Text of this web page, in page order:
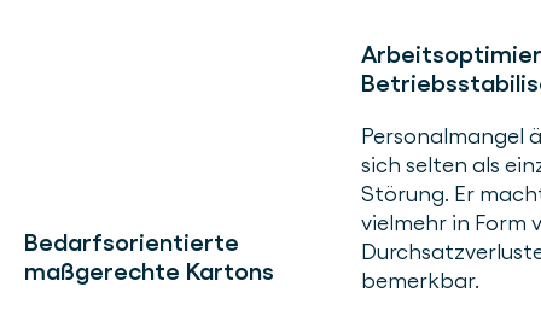
Bedarfsorientierte
maßgerechte Kartons
Personalmangel
sich selten als
Störung. Er
vielmehr in Form
bemerkbar.